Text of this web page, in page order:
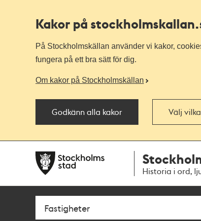
Kakor på stockholmskallan
På Stockholmskällan använder vi kakor,
fungera på ett bra sätt för dig.
Om kakor på Stockholmskällan
Godkänn alla kakor Välj
navigationen
huvudinnehållet
Historia i ord,
Sök